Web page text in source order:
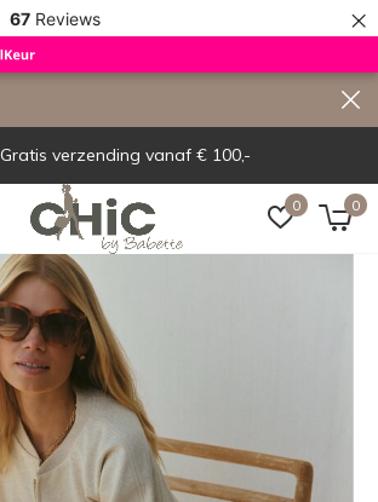
67 Reviews ×
0 0
Gratis verzending vanaf € 100,-